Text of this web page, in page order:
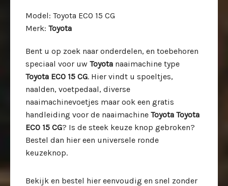
Model: Toyota ECO 15 CG
Merk: Toyota
Bent u op zoek naar onderdelen, en toebehoren
speciaal voor uw Toyota naaimachine type
Toyota ECO 15 CG. Hier vindt u spoeltjes,
naalden, voetpedaal, diverse
naaimachinevoetjes maar ook een gratis
handleiding voor de naaimachine Toyota Toyota
ECO 15 CG? Is de steek keuze knop gebroken?
Bestel dan hier een universele ronde
keuzeknop.
Bekijk en bestel hier eenvoudig en snel zonder